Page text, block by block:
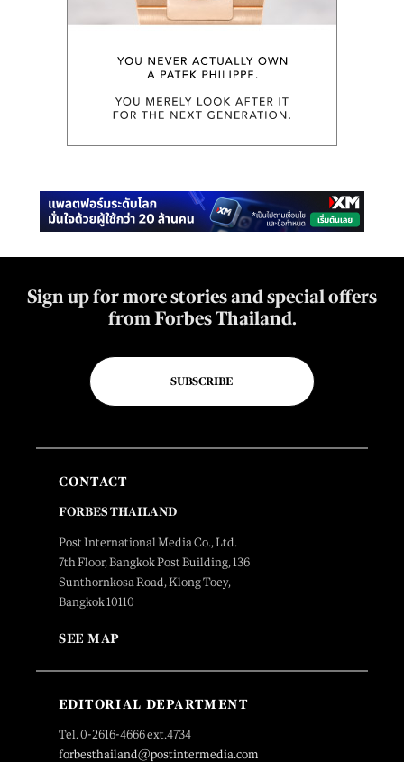
Sign up for more stories and special offers
from Forbes Thailand.
SUBSCRIBE
CONTACT
FORBES THAILAND
Post International Media Co., Ltd.
7th Floor, Bangkok Post Building, 136
Sunthornkosa Road, Klong Toey,
Bangkok 10110
SEE MAP
EDITORIAL DEPARTMENT
Tel. 0-2616-4666 ext.4734
forbesthailand@postintermedia.com